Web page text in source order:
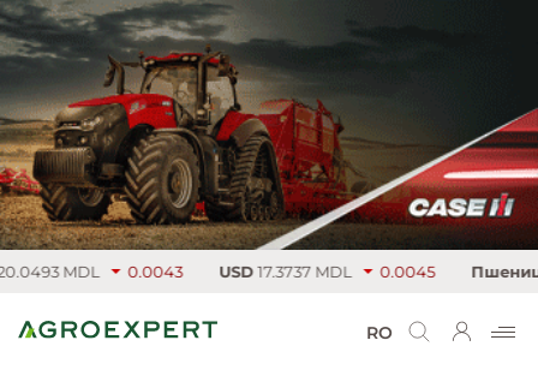
MDL 0.0043 USD17.3737 MDL 0.0045 Пшеница
RO